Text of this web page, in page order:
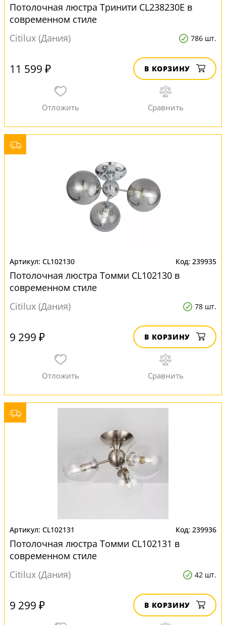
Потолочная люстра Тринити CL238230E в
современном стиле
Citilux (Дания)
786 шт.
11 599 ₽ В КОРЗИНУ
CL102130 239935
Потолочная люстра Томми CL102130 в
современном стиле
Citilux (Дания)
78 шт.
9 299 ₽ В КОРЗИНУ
CL102131 239936
Потолочная люстра Томми CL102131 в
современном стиле
Citilux (Дания)
42 шт.
9 299 ₽ В КОРЗИНУ